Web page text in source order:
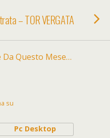
– TOR VERGATA
Da Questo Mese…
su
Pc Desktop